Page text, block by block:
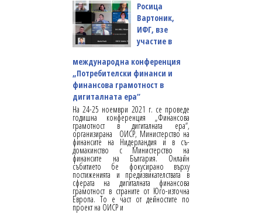
Росица
Вартоник,
ИФГ, взе
участие в
международна конференция
„Потребителски финанси и
финансова грамотност в
дигиталната ера“
На 24-25 ноември 2021 г. се проведе
годишна конференция „Финансова
грамотност в дигиталната ера“,
организирана ОИСР, Министерство на
финансите на Нидерландия и в съ-
домакинство с Министерство на
финансите на България. Онлайн
събитието бе фокусирано върху
постиженията и предизвикателствата в
сферата на дигиталната финансова
грамотност в страните от Юго-източна
Европа. То е част от дейностите по
проект на ОИСР и